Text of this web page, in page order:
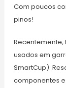
Com poucos
pinos!
usados em
SmartCup).
componentes